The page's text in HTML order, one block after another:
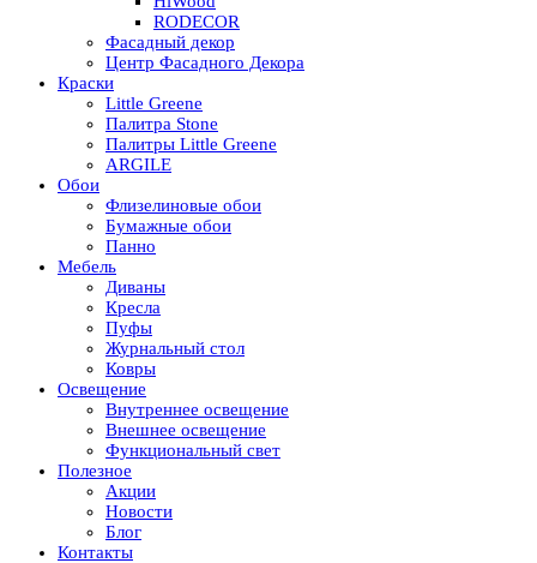
RODECOR
Фасадный декор
Центр Фасадного Декора
Краски
Little Greene
Палитра Stone
Палитры Little Greene
ARGILE
Обои
Флизелиновые обои
Бумажные обои
Панно
Мебель
Диваны
Кресла
Пуфы
Журнальный стол
Ковры
Освещение
Внутреннее освещение
Внешнее освещение
Функциональный свет
Полезное
Акции
Новости
Блог
Контакты